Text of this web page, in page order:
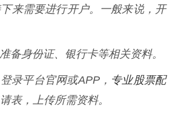
来需要进行开户。一般来说，开
备身份证、银行卡等相关资料。
录平台官网或APP， 专业股票配
表，上传所需资料。